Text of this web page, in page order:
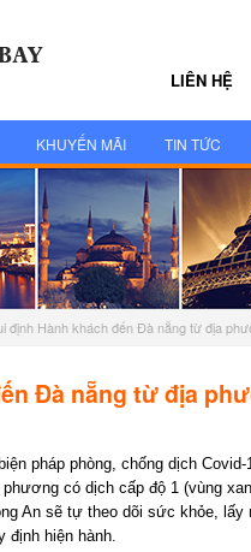
LIÊN HỆ
KHUYẾN MÃI TIN TỨC
định Hành khách đến Đà nẵng từ địa
Đà nẵng từ địa
pháp phòng, chống dịch Covid-
có dịch cấp độ 1 (vùng
An sẽ tự theo dõi sức khỏe, lấy
hiện hành.